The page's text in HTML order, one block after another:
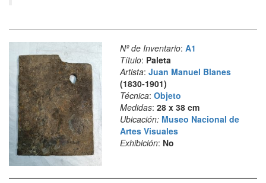
Nº de Inventario: A1
Título: Paleta
Artista: Juan Manuel Blanes
(1830-1901)
Técnica: Objeto
Medidas: 28 x 38 cm
Ubicación: Museo Nacional de
Artes Visuales
Exhibición: No